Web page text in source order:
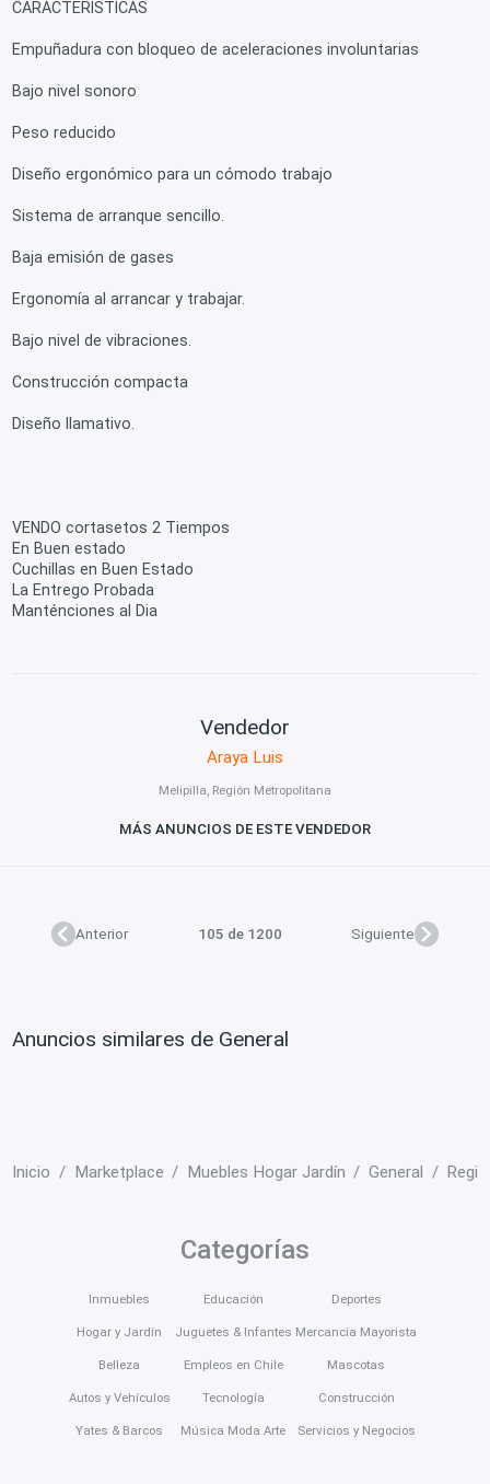
CARACTERISTICAS
Empuñadura con bloqueo de aceleraciones involuntarias
Bajo nivel sonoro
Peso reducido
Diseño ergonómico para un cómodo trabajo
Sistema de arranque sencillo.
Baja emisión de gases
Ergonomía al arrancar y trabajar.
Bajo nivel de vibraciones.
Construcción compacta
Diseño llamativo.
VENDO cortasetos 2 Tiempos
En Buen estado
Cuchillas en Buen Estado
La Entrego Probada
Manténciones al Dia
Vendedor
Araya Luis
Melipilla, Región Metropolitana
MÁS ANUNCIOS DE ESTE VENDEDOR
Anterior 105 de 1200 Siguiente
Anuncios similares de General
Inicio Marketplace Muebles Hogar Jardín General
Categorías
Inmuebles
Hogar y Jardín
Belleza
Autos y Vehículos
Yates & Barcos
Educación
Juguetes & Infantes
Empleos en Chile
Tecnología
Música Moda Arte
Deportes
Mercancía Mayorista
Mascotas
Construcción
Servicios y Negocios